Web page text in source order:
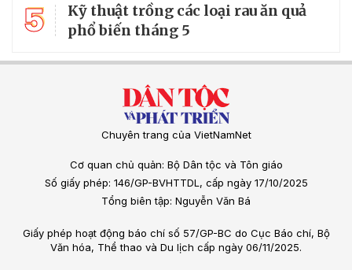
5
Kỹ thuật trồng các loại rau ăn quả
phổ biến tháng 5
Chuyên trang của VietNamNet
Cơ quan chủ quản: Bộ Dân tộc và Tôn giáo
Số giấy phép: 146/GP-BVHTTDL, cấp ngày 17/10/2025
Tổng biên tập: Nguyễn Văn Bá
Giấy phép hoạt động báo chí số 57/GP-BC do Cục Báo chí, Bộ
Văn hóa, Thể thao và Du lịch cấp ngày 06/11/2025.